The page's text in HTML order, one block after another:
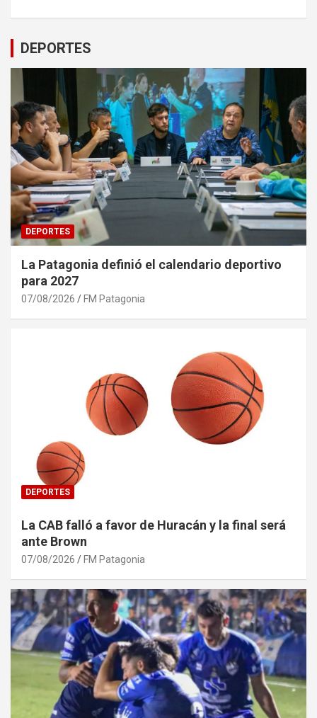
DEPORTES
DEPORTES
La Patagonia definió el calendario deportivo
para 2027
07/08/2026 FM Patagonia
DEPORTES
La CAB falló a favor de Huracán y la final será
ante Brown
07/08/2026 FM Patagonia